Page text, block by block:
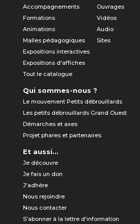
Accompagnements
Formations
Animations
Malles pédagogiques
Expositions interactives
Expositions d'affiches
Tout le catalogue
Ouvrages
Vidéos
Audio
Sites
Qui sommes-nous ?
Le mouvement Petits débrouillards
Les petits débrouillards Grand Ouest
Démarches et axes
Projet phares et partenaires
Et aussi...
Je découvre
Je fais un don
J'adhère
Nous rejoindre
Nous contacter
S'abonner à la lettre d'information